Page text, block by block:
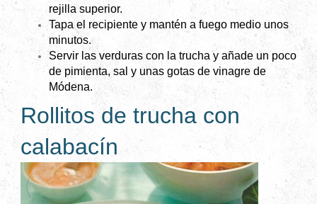
rejilla superior.
Tapa el recipiente y mantén a fuego medio unos
minutos.
Servir las verduras con la trucha y añade un poco
de pimienta, sal y unas gotas de vinagre de
Módena.
Rollitos de trucha con
calabacín